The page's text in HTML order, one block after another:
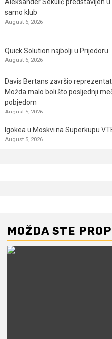
Aleksander Sekulić predstavljen u
samo klub
August 6, 2026
Quick Solution najbolji u Prijedoru
August 6, 2026
Davis Bertans završio
Možda malo boli što posljednji
pobjedom
August 5, 2026
Igokea u Moskvi na Superkupu
August 5, 2026
MOŽDA STE